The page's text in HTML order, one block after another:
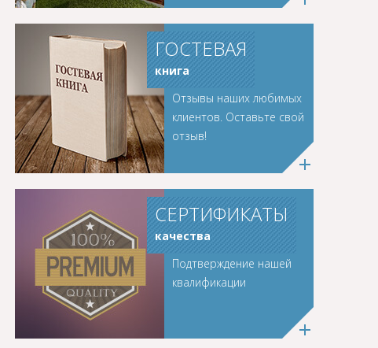
ГОСТЕВАЯ
книга
Отзывы наших любимых
клиентов. Оставьте свой
отзыв!
СЕРТИФИКАТЫ
качества
Подтверждение нашей
квалификации